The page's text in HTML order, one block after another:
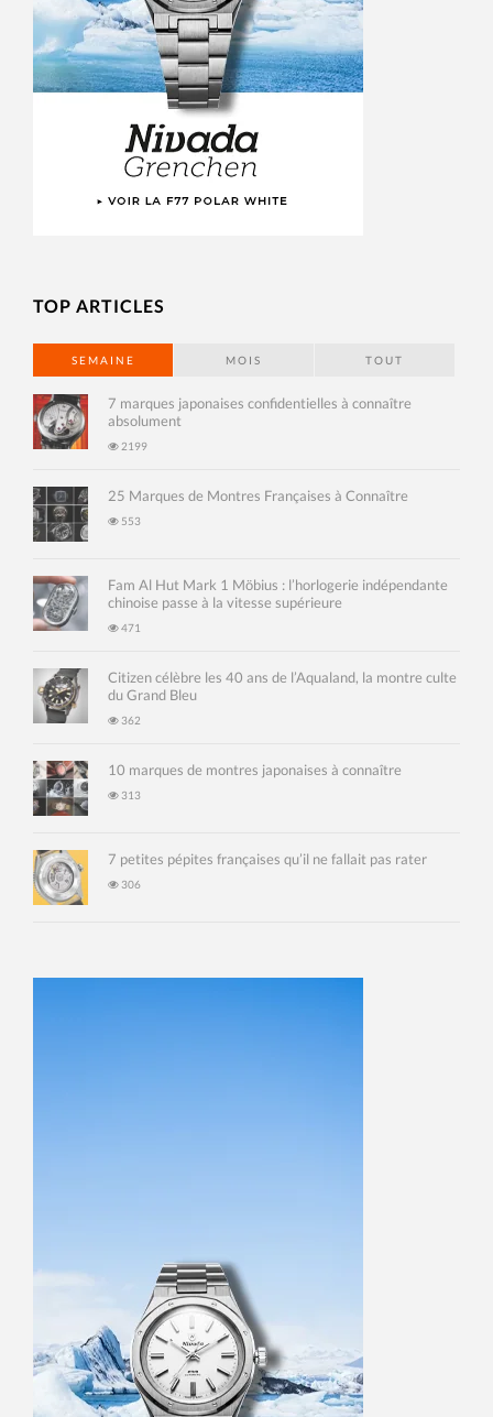
TOP ARTICLES
SEMAINE MOIS TOUT
7 marques japonaises confidentielles à connaître
absolument
2199
25 Marques de Montres Françaises à Connaître
553
Fam Al Hut Mark 1 Möbius : l’horlogerie indépendante
chinoise passe à la vitesse supérieure
471
Citizen célèbre les 40 ans de l’Aqualand, la montre culte
du Grand Bleu
362
10 marques de montres japonaises à connaître
313
7 petites pépites françaises qu’il ne fallait pas rater
306